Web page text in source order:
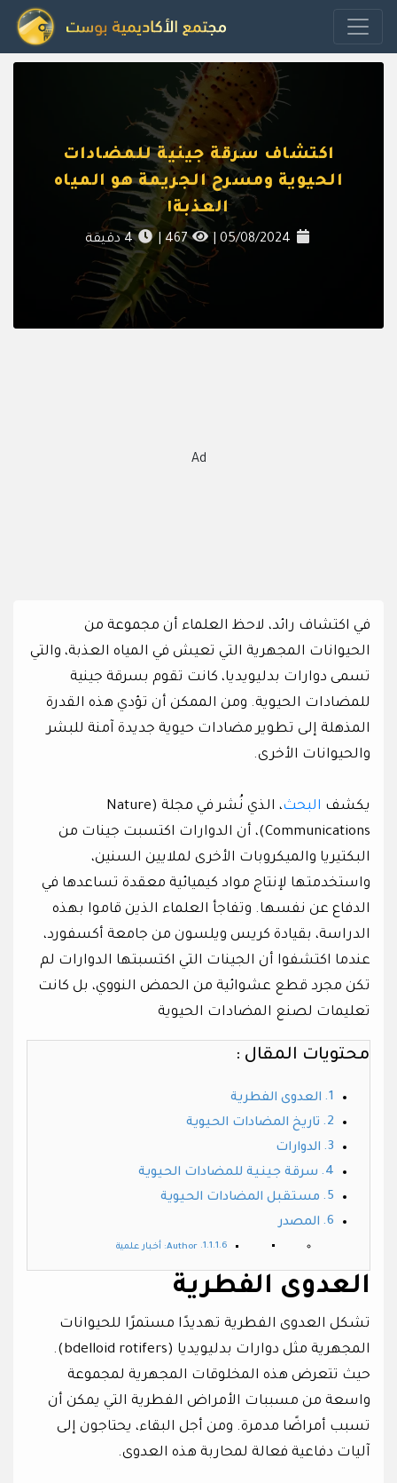
اكتشاف سرقة جينية للمضادات
الحيوية ومسرح الجريمة هو المياه
العذبة!
05/08/2024
467
|
4دقيقة
Ad
في اكتشاف رائد، لاحظ العلماء أن مجموعة من
الحيوانات المجهرية التي تعيش في المياه العذبة، والتي
تسمى دوارات بدليويديا، كانت تقوم بسرقة جينية
للمضادات الحيوية. ومن الممكن أن تؤدي هذه القدرة
المذهلة إلى تطوير مضادات حيوية جديدة آمنة للبشر
والحيوانات الأخرى.
يكشف البحث
، الذي نُشر في مجلة (Nature
Communications)، أن الدوارات اكتسبت جينات من
البكتيريا والميكروبات الأخرى لملايين السنين،
واستخدمتها لإنتاج مواد كيميائية معقدة تساعدها في
الدفاع عن نفسها. وتفاجأ العلماء الذين قاموا بهذه
الدراسة، بقيادة كريس ويلسون من جامعة أكسفورد،
عندما اكتشفوا أن الجينات التي اكتسبتها الدوارات لم
تكن مجرد قطع عشوائية من الحمض النووي، بل كانت
تعليمات لصنع المضادات الحيوية
محتويات المقال :
العدوى الفطرية
تاريخ المضادات الحيوية
الدوارات
سرقة جينية للمضادات الحيوية
مستقبل المضادات الحيوية
المصدر
Author: أخبار علمية
العدوى الفطرية
تشكل العدوى الفطرية تهديدًا مستمرًا للحيوانات
المجهرية مثل دوارات بدليويديا (bdelloid rotifers).
حيث تتعرض هذه المخلوقات المجهرية لمجموعة
واسعة من مسببات الأمراض الفطرية التي يمكن أن
تسبب أمراضًا مدمرة. ومن أجل البقاء، يحتاجون إلى
آليات دفاعية فعالة لمحاربة هذه العدوى.